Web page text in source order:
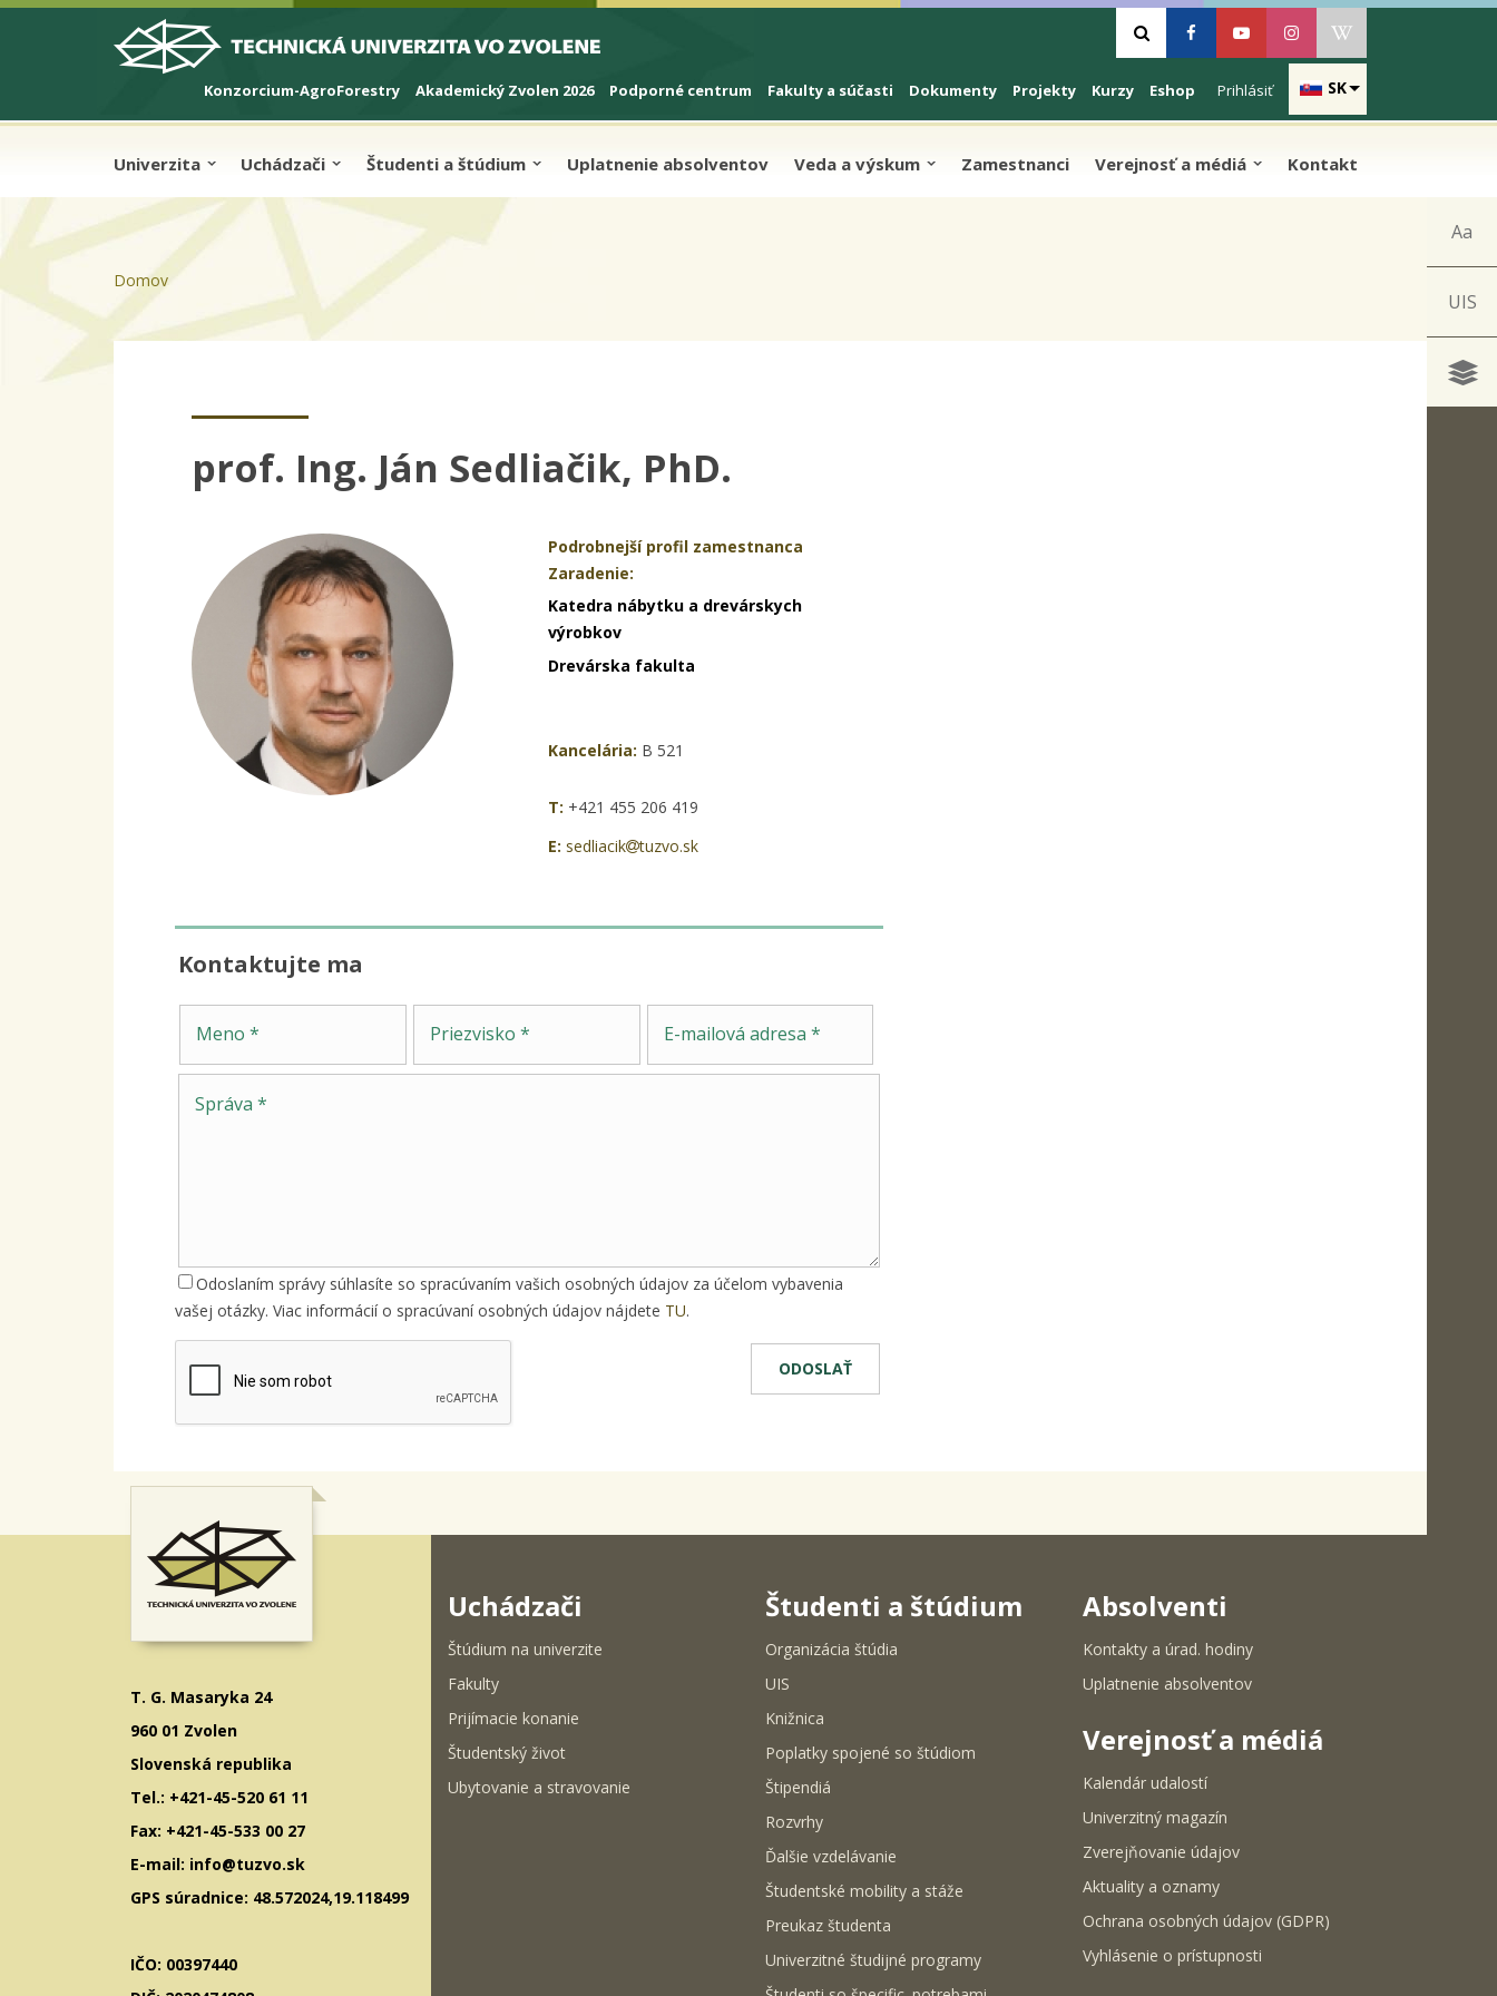
Skip to cookies
Skip to navigation
Skočiť na hlavný obsah
Vyhľadávanie
FacebookYoutubeInstagramWikipedia
SK
Prihlásiť
Konzorcium-AgroForestry Akademický Zvolen 2026 Podporné centrum Fakulty a súčasti Dokumenty Projekty Kurzy Eshop
Univerzita Uchádzači Študenti a štúdium Uplatnenie absolventov Veda a výskum Zamestnanci Verejnosť a médiá Kontakt
Aa
UIS
Domov
prof. Ing. Ján Sedliačik, PhD.
Podrobnejší profil zamestnanca
Zaradenie:
Katedra nábytku a drevárskych
výrobkov
Drevárska fakulta
Kancelária: B 521
T: +421 455 206 419
E: sedliacik tuzvo.sk
Kontaktujte ma
Odoslaním správy súhlasíte so spracúvaním vašich osobných údajov za účelom vybavenia
vašej otázky. Viac informácií o spracúvaní osobných údajov nájdete TU.
T. G. Masaryka 24
960 01 Zvolen
Slovenská republika
Tel.: +421-45-520 61 11
Fax: +421-45-533 00 27
E-mail: info@tuzvo.sk
GPS súradnice: 48.572024,19.118499
IČO: 00397440
Uchádzači
Štúdium na univerzite
Fakulty
Prijímacie konanie
Študentský život
Ubytovanie a stravovanie
Študenti a štúdium
Organizácia štúdia
UIS
Knižnica
Poplatky spojené so štúdiom
Štipendiá
Rozvrhy
Ďalšie vzdelávanie
Študentské mobility a stáže
Preukaz študenta
Univerzitné študijné programy
Absolventi
Kontakty a úrad. hodiny
Uplatnenie absolventov
Verejnosť a médiá
Kalendár udalostí
Univerzitný magazín
Zverejňovanie údajov
Aktuality a oznamy
Ochrana osobných údajov (GDPR)
Vyhlásenie o prístupnosti